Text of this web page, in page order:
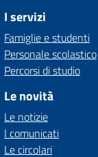
I servizi
Famiglie e studenti
Personale scolastico
Percorsi di studio
Le novità
Le notizie
I comunicati
Le circolari